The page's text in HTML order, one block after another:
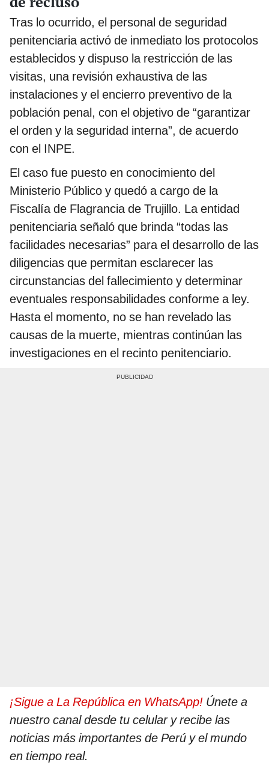
Tras lo ocurrido, el personal de seguridad
penitenciaria activó de inmediato los protocolos
establecidos y dispuso la restricción de las
visitas, una revisión exhaustiva de las
instalaciones y el encierro preventivo de la
población penal, con el objetivo de “garantizar
el orden y la seguridad interna”, de acuerdo
con el INPE.
El caso fue puesto en conocimiento del
Ministerio Público y quedó a cargo de la
Fiscalía de Flagrancia de Trujillo. La entidad
penitenciaria señaló que brinda “todas las
facilidades necesarias” para el desarrollo de las
diligencias que permitan esclarecer las
circunstancias del fallecimiento y determinar
eventuales responsabilidades conforme a ley.
Hasta el momento, no se han revelado las
causas de la muerte, mientras continúan las
investigaciones en el recinto penitenciario.
¡Sigue a La República en WhatsApp! Únete a
nuestro canal desde tu celular y recibe las
noticias más importantes de Perú y el mundo
en tiempo real.